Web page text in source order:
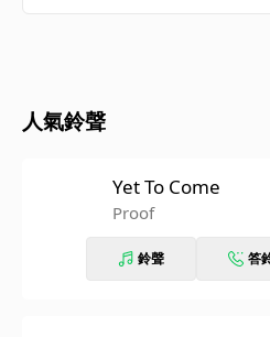
人氣鈴聲
Yet To Come
Proof
鈴聲 答